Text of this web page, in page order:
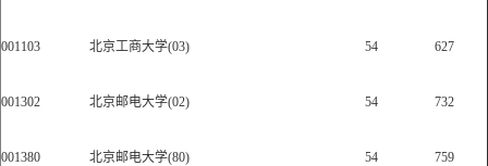
001103 北京工商大学(03) 54 627
001302 北京邮电大学(02) 54 732
001380 北京邮电大学(80) 54 759